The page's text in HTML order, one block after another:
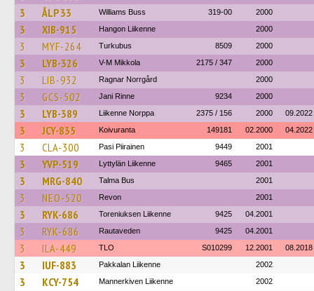
3
ÅLP 33 Williams Buss 319-00 2000
3 XIB-915 Hangon Liikenne 2000
3 MYF-264 Turkubus 8509 2000
3 LYB-326 V-M Mikkola 2175 / 347 2000
3 LIB-932 Ragnar Norrgård 2000
3 GCS-502 Jani Rinne 9234 2000
3 LYB-389 Liikenne Norppa 2375 / 156 2000 09.2022
3 JCY-835 Koivuranta 149181 02.2000 04.2022
3 CLA-300 Pasi Piirainen 9449 2001
3 YVP-519 Lyttylän Liikenne 9465 2001
3 MRG-840 Talma Bus 2001
3 NEO-520 Revon 2001
3 RYK-686 Toreniuksen Liikenne 9425 04.2001
3 RYK-686 Rautaveden 9425 04.2001
3 ILA-449 TLO S010299 12.2001 08.2018
3 IUF-883 Pakkalan Liikenne 2002
3 KCY-754 Mannerkiven Liikenne 2002